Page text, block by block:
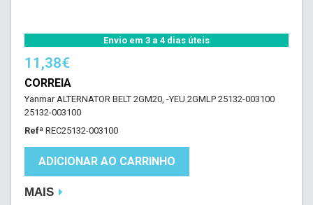
Envio em 3 a 4 dias úteis
11,38€
CORREIA
Yanmar ALTERNATOR BELT 2GM20, -YEU 2GMLP 25132-003100
25132-003100
Refª REC25132-003100
ADICIONAR AO CARRINHO
MAIS